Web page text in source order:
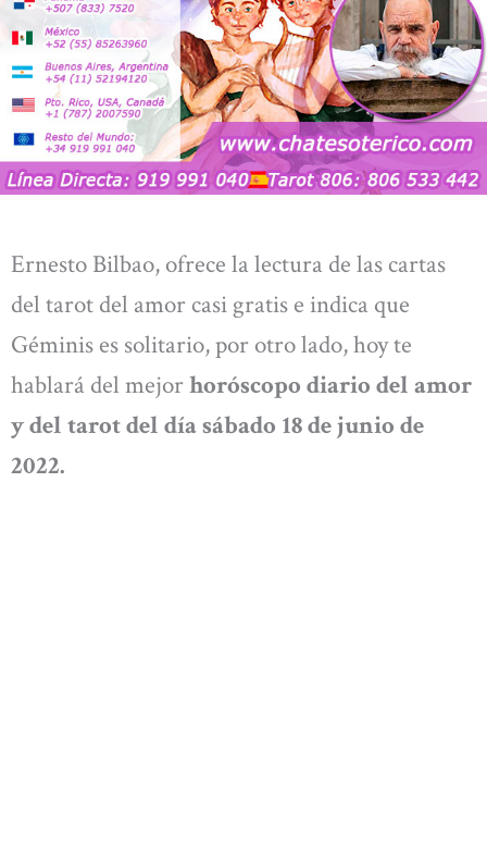
Ernesto Bilbao, ofrece la lectura de las cartas
del tarot del amor casi gratis e indica que
Géminis es solitario, por otro lado, hoy te
hablará del mejorhoróscopo diario del amor
y del tarot del día sábado 18 de junio de
2022.